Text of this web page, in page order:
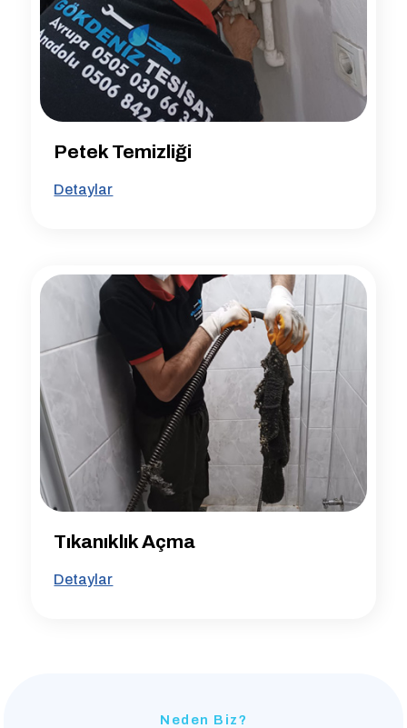
Petek Temizliği
Detaylar
Tıkanıklık Açma
Detaylar
Neden Biz?